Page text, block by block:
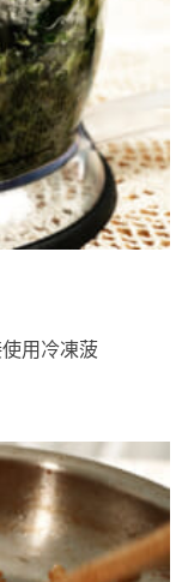
用冷凍菠